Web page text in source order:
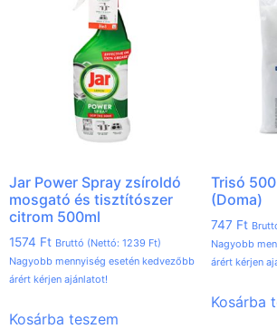
Jar Power Spray zsíroldó
mosgató és tisztítószer
citrom 500ml
1574 Ft Bruttó (Nettó: 1239 Ft)
Nagyobb mennyiség esetén kedvezőbb
árért kérjen ajánlatot!
Kosárba teszem
Trisó
(Doma)
747 Ft
Nagyobb
árért kérjen
Kosárba